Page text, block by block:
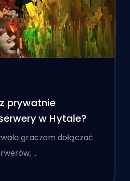
prywatnie
w Hytale?
graczom dołączać
…